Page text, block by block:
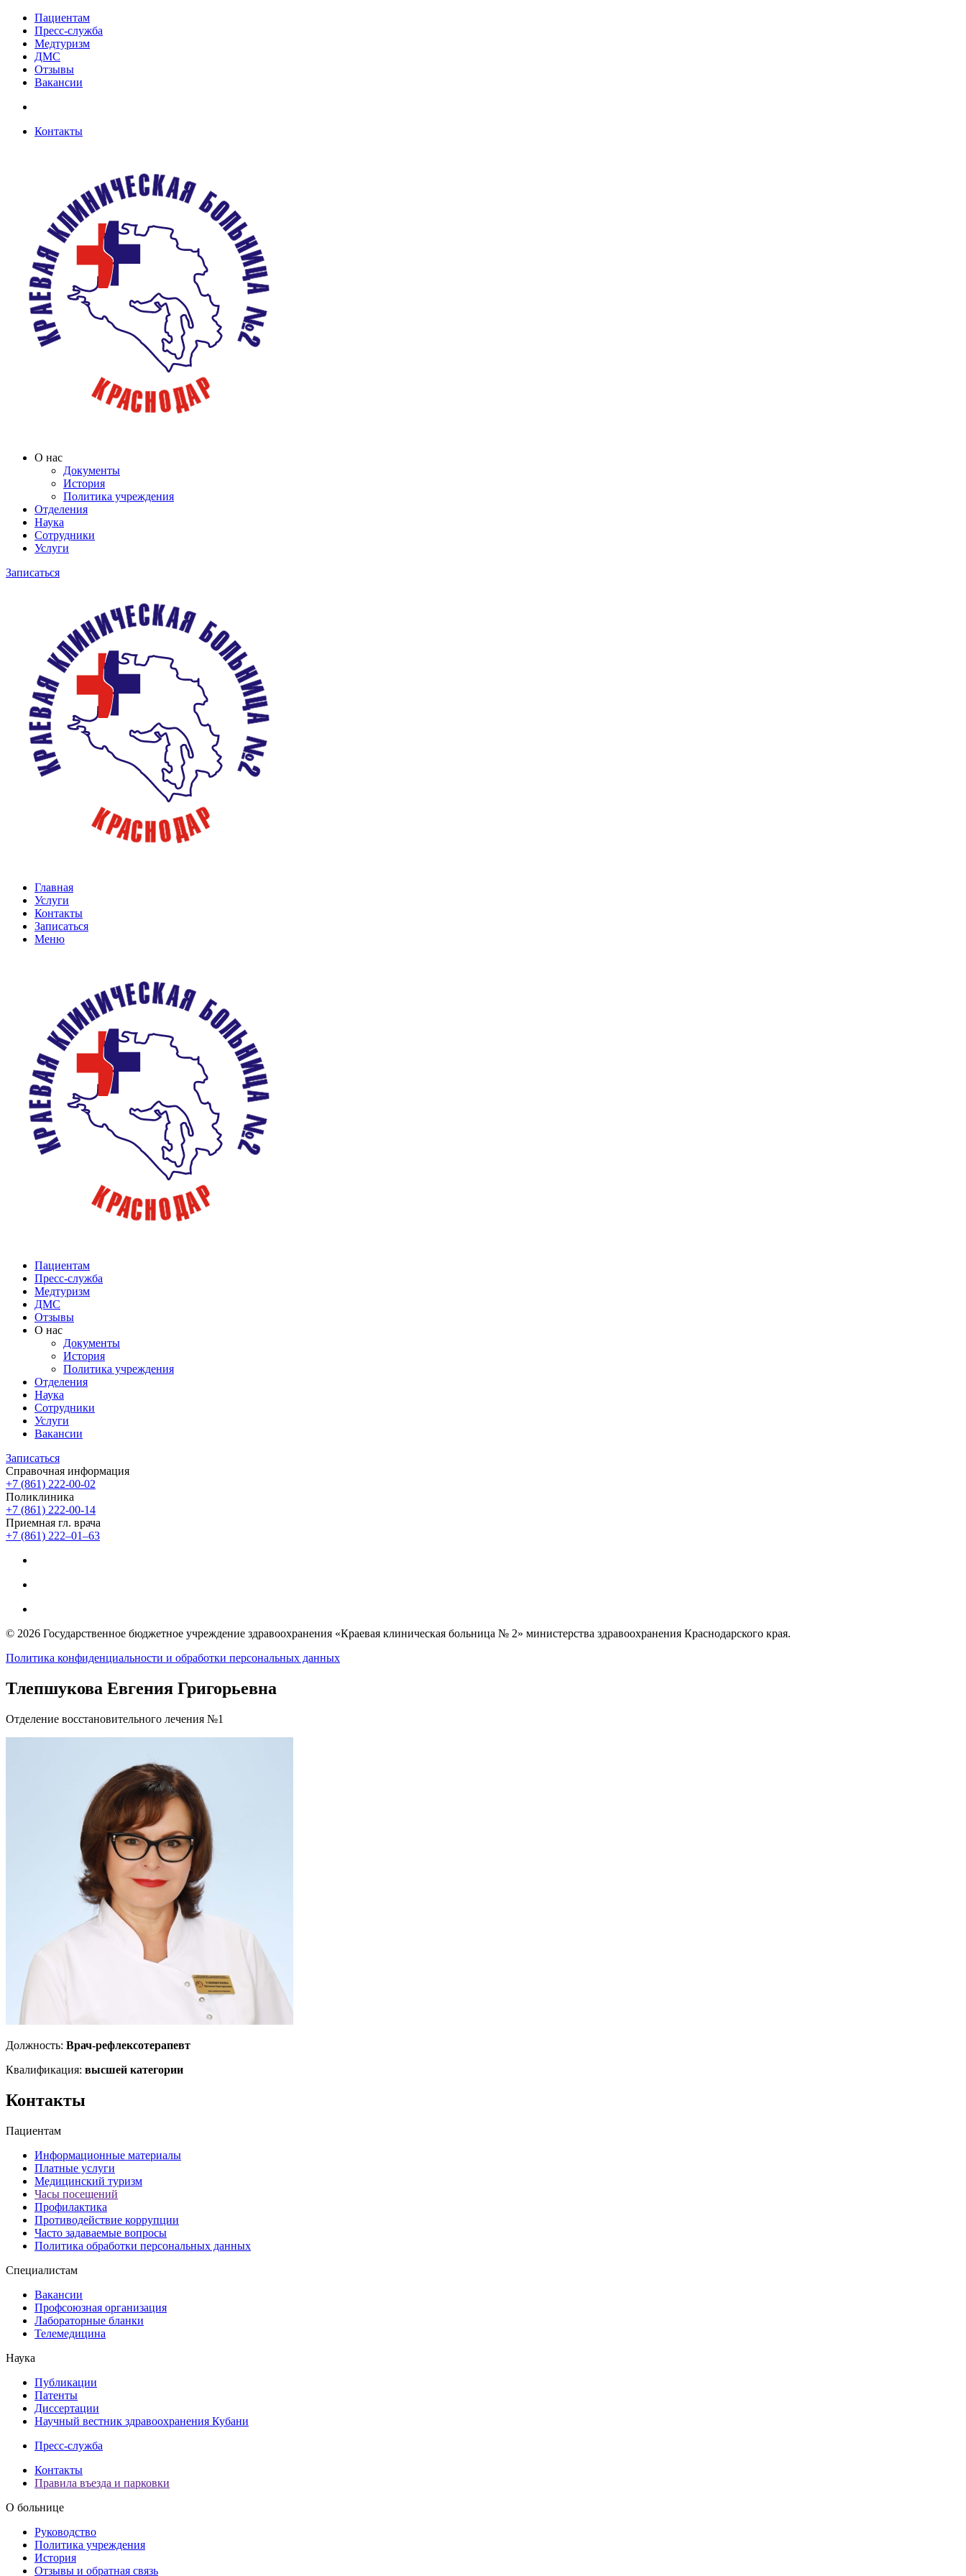
Пациентам
Пресс-служба
Медтуризм
ДМС
Отзывы
Вакансии
Контакты
О нас
Документы
История
Политика учреждения
Отделения
Наука
Сотрудники
Услуги
Записаться
Главная
Услуги
Контакты
Записаться
Меню
Пациентам
Пресс-служба
Медтуризм
ДМС
Отзывы
О нас
Документы
История
Политика учреждения
Отделения
Наука
Сотрудники
Услуги
Вакансии
Записаться
Справочная информация
+7 (861) 222-00-02
Поликлиника
+7 (861) 222-00-14
Приемная гл. врача
+7 (861) 222‒01‒63
© 2026 Государственное бюджетное учреждение здравоохранения «Краевая клиническая больница № 2» министерства здравоохранения Краснодарского края.
Политика конфиденциальности и обработки персональных данных
Тлепшукова Евгения Григорьевна
Отделение восстановительного лечения №1
Должность: Врач-рефлексотерапевт
Квалификация: высшей категории
Контакты
Пациентам
Информационные материалы
Платные услуги
Медицинский туризм
Часы посещений
Профилактика
Противодействие коррупции
Часто задаваемые вопросы
Политика обработки персональных данных
Специалистам
Вакансии
Профсоюзная организация
Лабораторные бланки
Телемедицина
Наука
Публикации
Патенты
Диссертации
Научный вестник здравоохранения Кубани
Пресс-служба
Контакты
Правила въезда и парковки
О больнице
Руководство
Политика учреждения
История
Отзывы и обратная связь